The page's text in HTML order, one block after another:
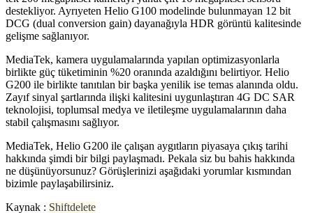
destekliyor. Ayrıyeten Helio G100 modelinde bulunmayan 12 bit
DCG (dual conversion gain) dayanağıyla HDR görüntü kalitesinde
gelişme sağlanıyor.
MediaTek, kamera uygulamalarında yapılan optimizasyonlarla
birlikte güç tüketiminin %20 oranında azaldığını belirtiyor. Helio
G200 ile birlikte tanıtılan bir başka yenilik ise temas alanında oldu.
Zayıf sinyal şartlarında ilişki kalitesini uygunlaştıran 4G DC SAR
teknolojisi, toplumsal medya ve iletileşme uygulamalarının daha
stabil çalışmasını sağlıyor.
MediaTek, Helio G200 ile çalışan aygıtların piyasaya çıkış tarihi
hakkında şimdi bir bilgi paylaşmadı. Pekala siz bu bahis hakkında
ne düşünüyorsunuz? Görüşlerinizi aşağıdaki yorumlar kısmından
bizimle paylaşabilirsiniz.
Kaynak : Shiftdelete